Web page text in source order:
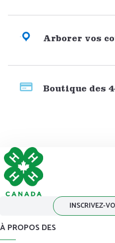
Arborer vos
Boutique des
INSCRIVEZ-
À PROPOS DES